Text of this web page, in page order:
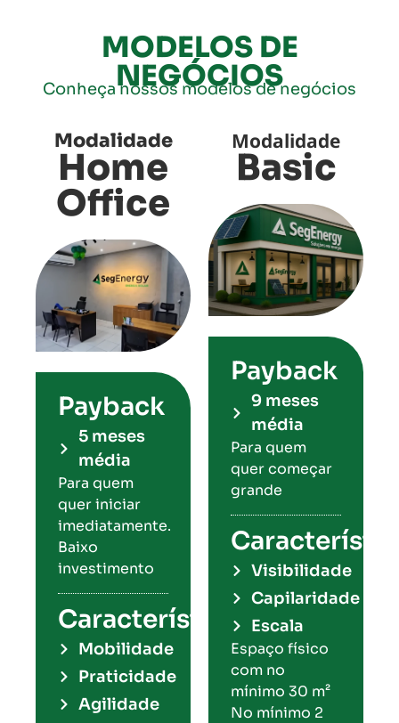
MODELOS DE
NEGÓCIOS
Conheça nossos modelos de negócios
Modalidade
Home
Office
Payback
5 meses
média
Para quem
quer iniciar
imediatamente.
Baixo
investimento
Características
Mobilidade​
Praticidade
Agilidade
Modalidade
Basic
Payback
9 meses
média
Para quem
quer começar
grande
Visibilidade​
Capilaridade​
Escala​
Espaço físico
com no
mínimo 30 m²
No mínimo 2